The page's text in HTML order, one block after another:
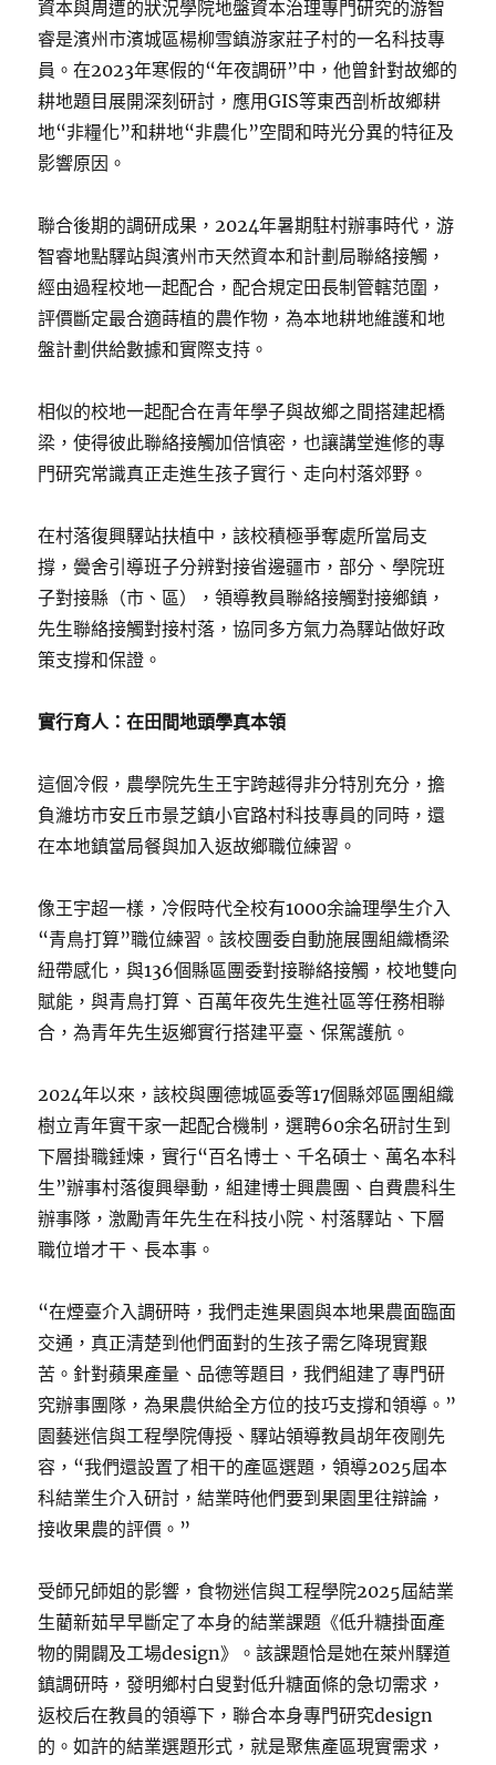
資本與周遭的狀況學院地盤資本治理專門研究的游智
睿是濱州市濱城區楊柳雪鎮游家莊子村的一名科技專
員。在2023年寒假的“年夜調研”中，他曾針對故鄉的
耕地題目展開深刻研討，應用GIS等東西剖析故鄉耕
地“非糧化”和耕地“非農化”空間和時光分異的特征及
影響原因。
聯合後期的調研成果，2024年暑期駐村辦事時代，游
智睿地點驛站與濱州市天然資本和計劃局聯絡接觸，
經由過程校地一起配合，配合規定田長制管轄范圍，
評價斷定最合適蒔植的農作物，為本地耕地維護和地
盤計劃供給數據和實際支持。
相似的校地一起配合在青年學子與故鄉之間搭建起橋
梁，使得彼此聯絡接觸加倍慎密，也讓講堂進修的專
門研究常識真正走進生孩子實行、走向村落郊野。
在村落復興驛站扶植中，該校積極爭奪處所當局支
撐，黌舍引導班子分辨對接省邊疆市，部分、學院班
子對接縣（市、區），領導教員聯絡接觸對接鄉鎮，
先生聯絡接觸對接村落，協同多方氣力為驛站做好政
策支撐和保證。
實行育人：在田間地頭學真本領
這個冷假，農學院先生王宇跨越得非分特別充分，擔
負濰坊市安丘市景芝鎮小官路村科技專員的同時，還
在本地鎮當局餐與加入返故鄉職位練習。
像王宇超一樣，冷假時代全校有1000余論理學生介入
“青鳥打算”職位練習。該校團委自動施展團組織橋梁
紐帶感化，與136個縣區團委對接聯絡接觸，校地雙向
賦能，與青鳥打算、百萬年夜先生進社區等任務相聯
合，為青年先生返鄉實行搭建平臺、保駕護航。
2024年以來，該校與團德城區委等17個縣郊區團組織
樹立青年實干家一起配合機制，選聘60余名研討生到
下層掛職錘煉，實行“百名博士、千名碩士、萬名本科
生”辦事村落復興舉動，組建博士興農團、自費農科生
辦事隊，激勵青年先生在科技小院、村落驛站、下層
職位增才干、長本事。
“在煙臺介入調研時，我們走進果園與本地果農面臨面
交通，真正清楚到他們面對的生孩子需乞降現實艱
苦。針對蘋果產量、品德等題目，我們組建了專門研
究辦事團隊，為果農供給全方位的技巧支撐和領導。”
園藝迷信與工程學院傳授、驛站領導教員胡年夜剛先
容，“我們還設置了相干的產區選題，領導2025屆本
科結業生介入研討，結業時他們要到果園里往辯論，
接收果農的評價。”
受師兄師姐的影響，食物迷信與工程學院2025屆結業
生藺新茹早早斷定了本身的結業課題《低升糖掛面產
物的開闢及工場design》。該課題恰是她在萊州驛道
鎮調研時，發明鄉村白叟對低升糖面條的急切需求，
返校后在教員的領導下，聯合本身專門研究design
的。如許的結業選題形式，就是聚焦產區現實需求，